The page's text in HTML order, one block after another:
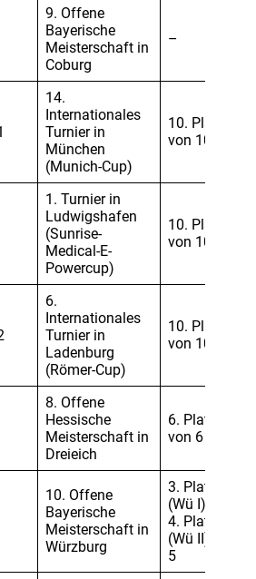
9. Offene
Bayerische
Meisterschaft in
Coburg
–
14.
Internationales
Turnier in
München
(Munich-Cup)
10. Platz
von 10
1. Turnier in
Ludwigshafen
(Sunrise-
Medical-E-
Powercup)
10. Platz
von 10
6.
Internationales
Turnier in
Ladenburg
(Römer-Cup)
10. Platz
von 10
8. Offene
Hessische
Meisterschaft in
Dreieich
6. Platz
von 6
10. Offene
Bayerische
Meisterschaft in
Würzburg
3. Platz
(Wü I) und
4. Platz
(Wü II) von
5